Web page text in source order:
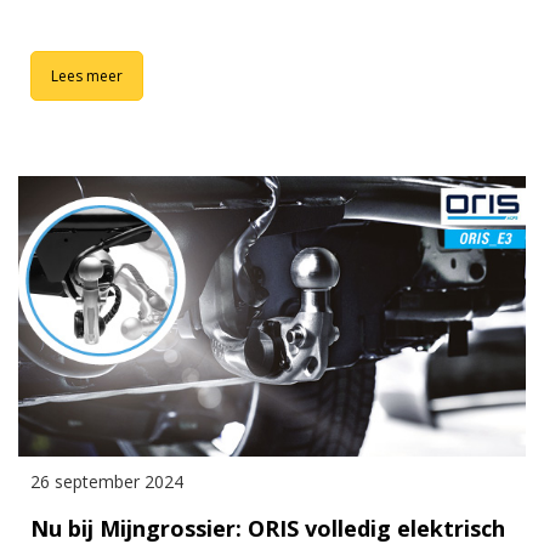
Lees meer
26 september 2024
Nu bij Mijngrossier: ORIS volledig elektrisch